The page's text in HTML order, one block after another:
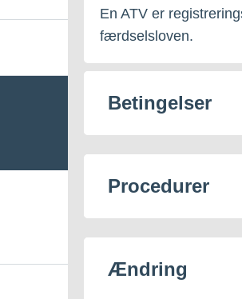
En ATV er
færdselsloven.
Betingelser
Procedurer
Ændring